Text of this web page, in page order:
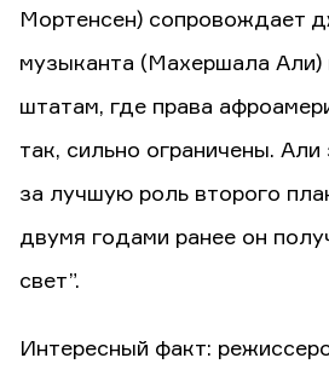
Мортенсен) сопровождает
музыканта (Махершала
штатам, где права
так, сильно ограничены. Али
за лучшую роль второго
двумя годами ранее он
свет”.
Интересный факт: